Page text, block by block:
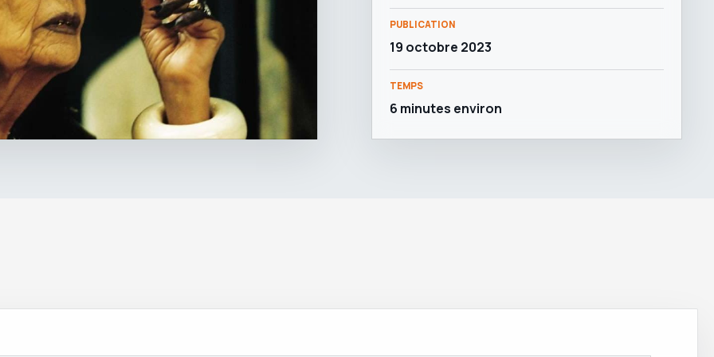
PUBLICATION
19 octobre 2023
TEMPS
6 minutes environ